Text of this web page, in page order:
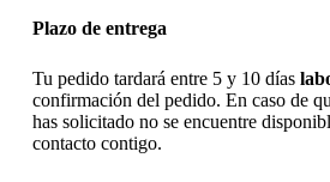
Plazo de entrega
Tu pedido tardará entre 5 y 10 días
confirmación del pedido. En caso de
has solicitado no se encuentre
contacto contigo.